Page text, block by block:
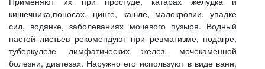
кишечника,поносах, цинге, кашле, малокровии, упадке
сил, водянке, заболеваниях мочевого пузыря. Водный
настой листьев рекомендуют при ревматизме, подагре,
туберкулезе лимфатических желез, мочекаменной
болезни, диатезах. Наружно его используют в виде ванн,